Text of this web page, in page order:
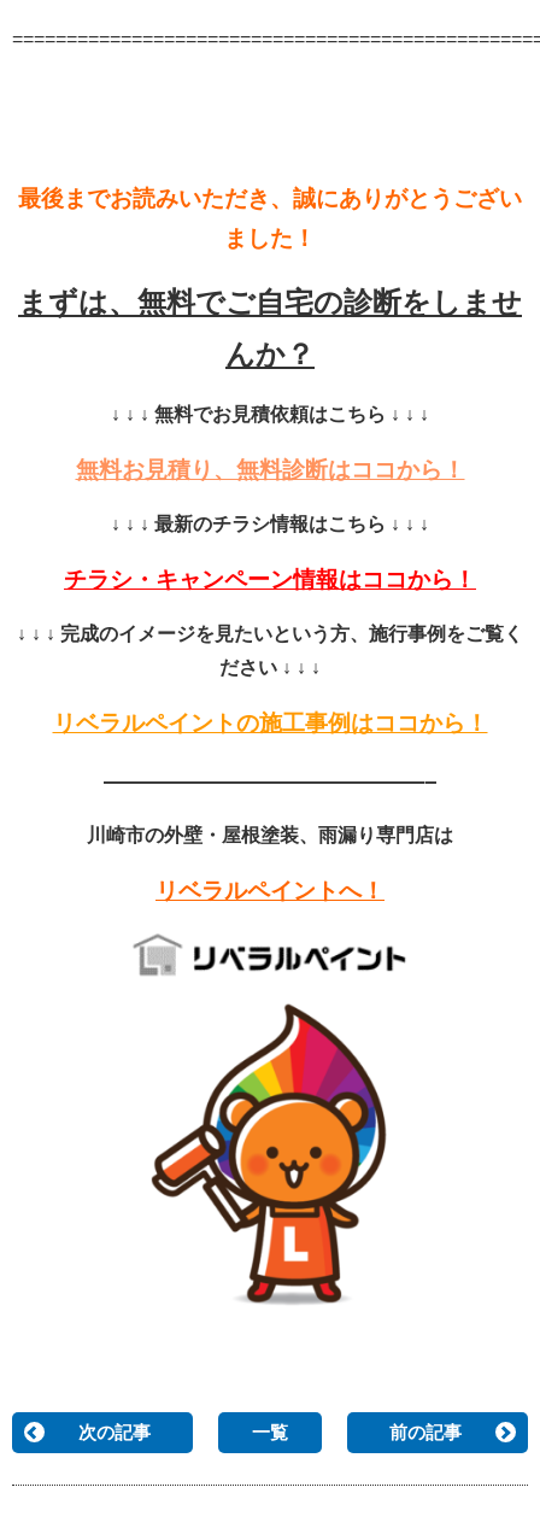
最後までお読みいただき、誠にありがとうござい
ました！
まずは、無料でご自宅の診断をしませ
んか？
↓ ↓ ↓ 無料でお見積依頼はこちら ↓ ↓ ↓
無料お見積り、無料診断はココから！
↓ ↓ ↓ 最新のチラシ情報はこちら ↓ ↓ ↓
チラシ・キャンペーン情報はココから！
↓ ↓ ↓ 完成のイメージを見たいという方、施行事例をご覧く
ださい ↓ ↓ ↓
リベラルペイントの施工事例はココから！
——————————————–
川崎市の外壁・屋根塗装、雨漏り専門店は
リベラルペイントへ！
次の記事 一覧 前の記事